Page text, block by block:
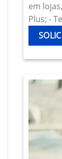
em
Plus; -